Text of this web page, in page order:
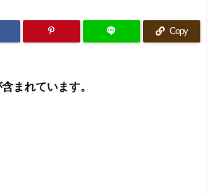
Copy
まれています。